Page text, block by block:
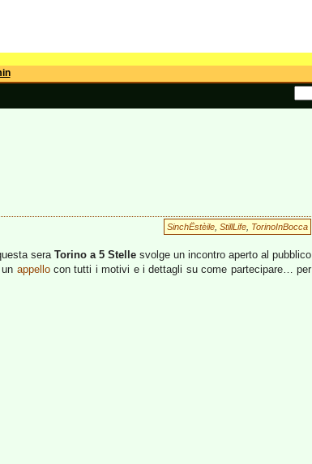
SinchËstèile StillLife TorinoInBocca
sera Torino a 5 Stellesvolge un incontro aperto al pubblico
appellocon tutti i motivi e i dettagli su come partecipare… per